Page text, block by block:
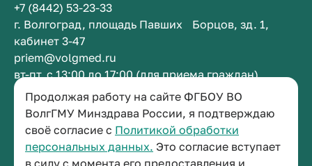
Продолжая работу на сайте ФГБОУ ВО
ВолгГМУ Минздрава России, я подтверждаю
своё согласие с Политикой обработки
персональных данных. Это согласие вступает
в силу с момента его предоставления и
+7 (8442) 53-23-33
г. Волгоград, площадь Павших Борцов, зд. 1,
кабинет 3-47
priem@volgmed.ru
вт-пт, с 13:00 до 17:00 (для приема граждан)
Приемная ректора
+7 (8442) 38-50-05
г. Волгоград, площадь Павших Борцов, зд. 1,